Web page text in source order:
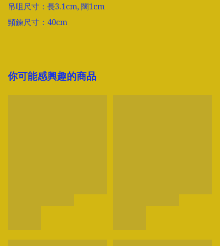
吊咀尺寸：長3.1cm, 闊1cm
頸鍊尺寸：40cm
你可能感興趣的商品